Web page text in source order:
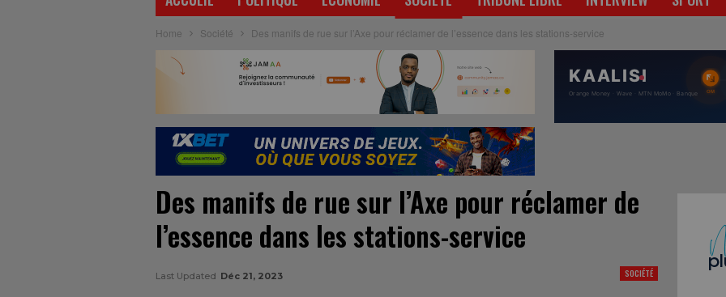
Home Société Des manifs de rue sur l’Axe pour réclamer de l’essence dans les stations-service
Des manifs de rue sur l’Axe pour réclamer de
l’essence dans les stations-service
SOCIÉTÉ
Last Updated Déc 21, 2023